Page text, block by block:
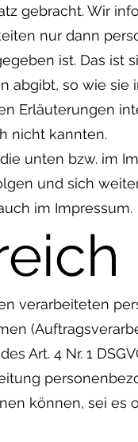
gebracht. Wir
nur dann
ist. Das ist
so wie sie
Erläuterungen
nicht kannten.
unten bzw. im
und sich
im Impressum.
verarbeiteten
Art. 4 Nr. 1
können, sei es